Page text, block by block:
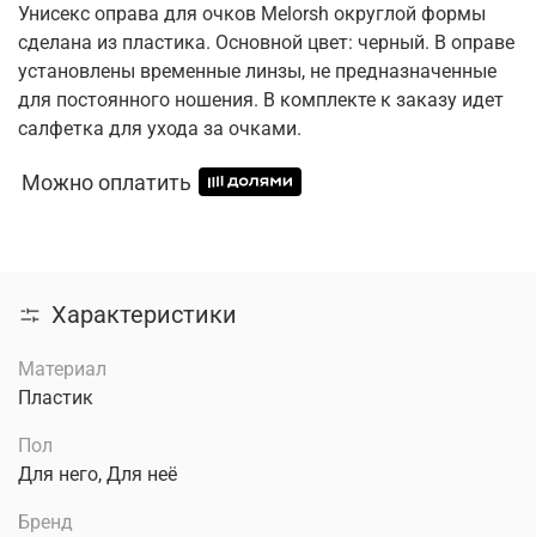
Унисекс оправа для очков Melorsh округлой формы
сделана из пластика. Основной цвет: черный. В оправе
установлены временные линзы, не предназначенные
для постоянного ношения. В комплекте к заказу идет
салфетка для ухода за очками.
Можно оплатить
Характеристики
Материал
Пластик
Пол
Для него, Для неё
Бренд